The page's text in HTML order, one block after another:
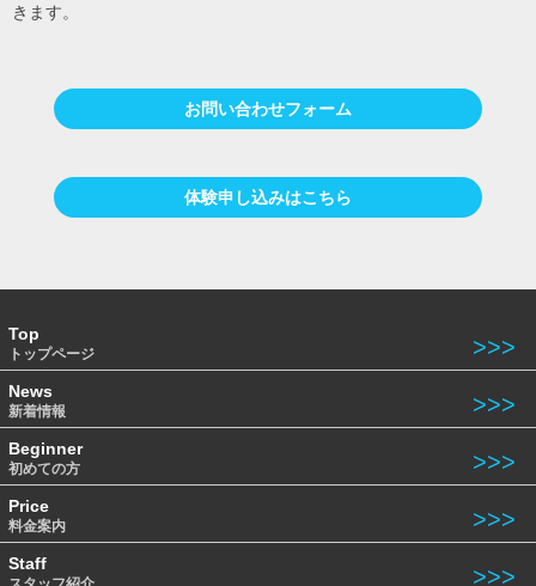
きます。
お問い合わせフォーム
体験申し込みはこちら
Top
トップページ
News
新着情報
Beginner
初めての方
Price
料金案内
Staff